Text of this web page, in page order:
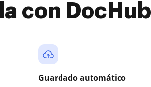
con DocHub
Guardado automático